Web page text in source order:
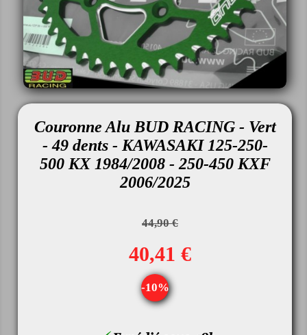
Couronne Alu BUD RACING - Vert
- 49 dents - KAWASAKI 125-250-
500 KX 1984/2008 - 250-450 KXF
2006/2025
44,90 €
40,41 €
-10%